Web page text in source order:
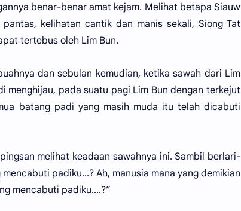
benar-benar amat kejam. Melihat betapa Siauw
kelihatan cantik dan manis sekali, Siong Tat
tertebus oleh Lim Bun.
dan sebulan kemudian, ketika sawah dari Lim
menghijau, pada suatu pagi Lim Bun dengan terkejut
batang padi yang masih muda itu telah dicabuti
melihat keadaan sawahnya ini. Sambil berlari-
padiku...? Ah, manusia mana yang demikian
mencabuti padiku....?”